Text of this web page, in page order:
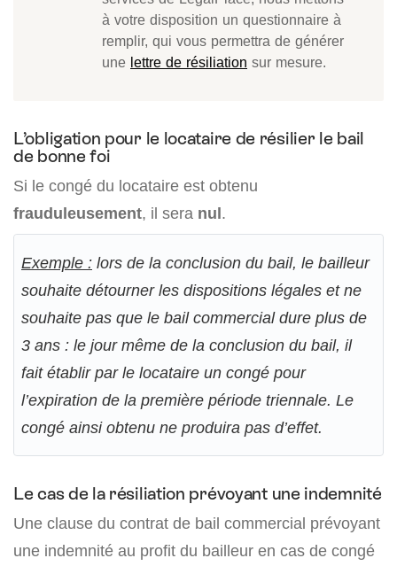
à votre disposition un questionnaire à
remplir, qui vous permettra de générer
une lettre de résiliation sur mesure.
L’obligation pour le locataire de résilier le bail
de bonne foi
Si le congé du locataire est obtenu
frauduleusement, il sera nul.
Exemple : lors de la conclusion du bail, le bailleur
souhaite détourner les dispositions légales et ne
souhaite pas que le bail commercial dure plus de
3 ans : le jour même de la conclusion du bail, il
fait établir par le locataire un congé pour
l’expiration de la première période triennale. Le
congé ainsi obtenu ne produira pas d’effet.
Le cas de la résiliation prévoyant une indemnité
Une clause du contrat de bail commercial prévoyant
une indemnité au profit du bailleur en cas de congé